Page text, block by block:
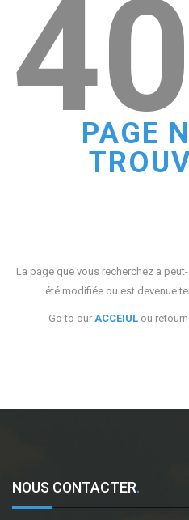
PAGE
La page que vous recherchez a
été modifiée ou est devenue
Go to our ACCEIUL ou
NOUS CONTACTER.